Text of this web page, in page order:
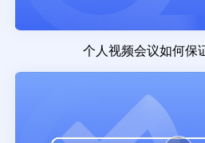
个人视频会议如何保